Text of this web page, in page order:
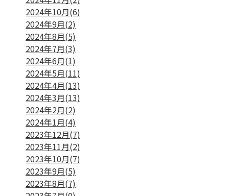
2024年10月(6)
2024年9月(2)
2024年8月(5)
2024年7月(3)
2024年6月(1)
2024年5月(11)
2024年4月(13)
2024年3月(13)
2024年2月(2)
2024年1月(4)
2023年12月(7)
2023年11月(2)
2023年10月(7)
2023年9月(5)
2023年8月(7)